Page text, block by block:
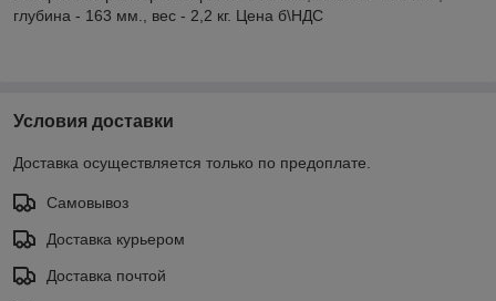
глубина - 163 мм., вес - 2,2 кг. Цена б\НДС
Условия доставки
Доставка осуществляется только по предоплате.
Самовывоз
Доставка курьером
Доставка почтой